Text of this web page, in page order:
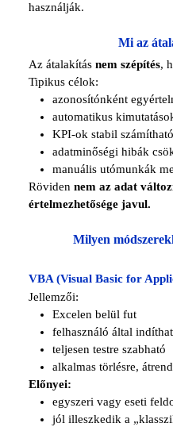
használják.
Mi az
Az átalakításnem szépítés,
Tipikus célok:
azonosítónként
automatikus
KPI-ok stabil
adatminőségi hibák
manuális utómunkák
Rövidennem az adat
értelmezhetősége javul.
Milyen
VBA (Visual Basic for
Jellemzői:
Excelen belül fut
felhasználó által
teljesen testre szabható
alkalmas törlésre,
Előnyei:
egyszeri vagy eseti
jól illeszkedik a